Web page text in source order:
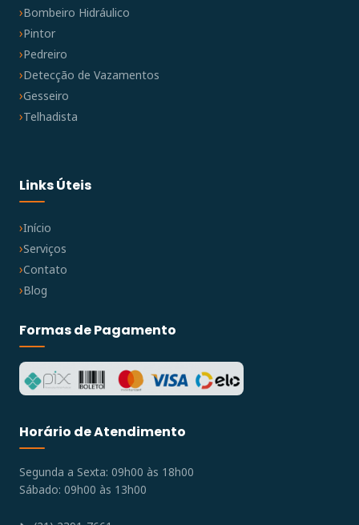
Bombeiro Hidráulico
Pintor
Pedreiro
Detecção de Vazamentos
Gesseiro
Telhadista
Links Úteis
Início
Serviços
Contato
Blog
Formas de Pagamento
Horário de Atendimento
Segunda a Sexta: 09h00 às 18h00
Sábado: 09h00 às 13h00